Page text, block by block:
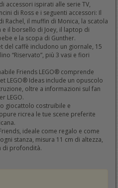
accessori ispirati alle serie TV,
di Ross e i seguenti accessori: Il
Rachel, il muffin di Monica, la scatola
il borsello di Joey, il laptop di
e la scopa di Gunther.
del caffè includono un giornale, 15
“Riservato”, più 3 vasi e fiori
Friends LEGO® comprende
LEGO® Ideas include un opuscolo
oltre a informazioni sul fan
LEGO.
giocattolo costruibile e
ricrea le tue scene preferite
ideale come regalo e come
stanza, misura 11 cm di altezza,
di profondità.